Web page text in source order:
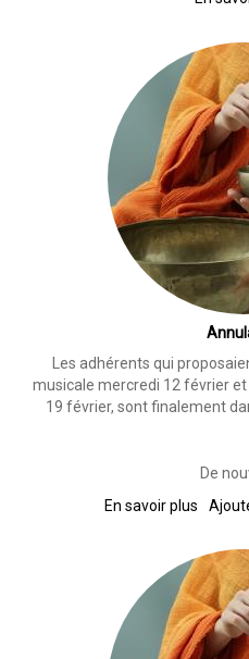
Les adhérents qui
musicale mercredi 12 février
19 février, sont finalement
De
En savoir plus sur